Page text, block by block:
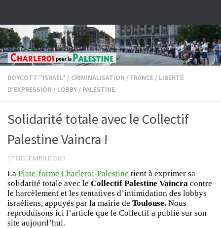
BOYCOTT "ISRAËL" / CRIMINALISATION / FRANCE / LIBERTÉ
D'EXPRESSION / LOBBY / PALESTINE
Solidarité totale avec le Collectif
Palestine Vaincra !
17 DÉCEMBRE 2021
La Plate-forme Charleroi-Palestine tient à exprimer sa
solidarité totale avec le Collectif Palestine Vaincra contre
le harcèlement et les tentatives d’intimidation des lobbys
israéliens, appuyés par la mairie de Toulouse. Nous
reproduisons ici l’article que le Collectif a publié sur son
site aujourd’hui.